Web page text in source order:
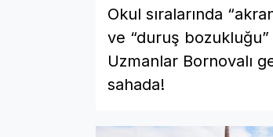
Okul sıralarında
ve “duruş bozukluğu”
Uzmanlar Bornovalı
sahada!